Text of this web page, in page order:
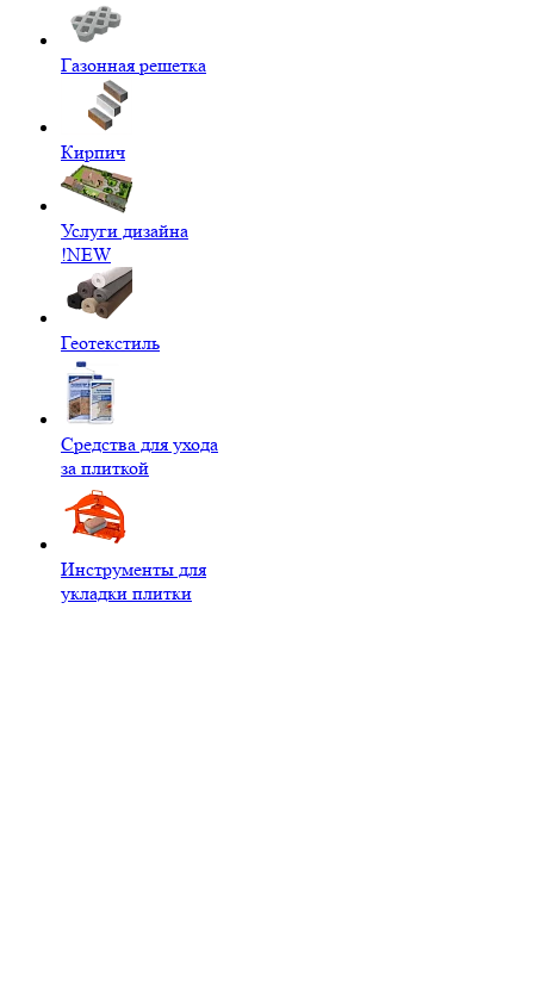
Газонная решетка
Кирпич
Услуги дизайна
!NEW
Геотекстиль
Средства для ухода
за плиткой
Инструменты для
укладки плитки